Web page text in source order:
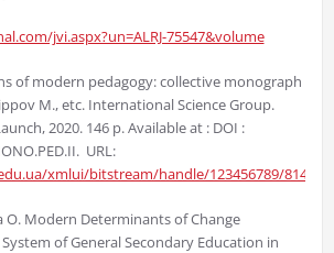
jvi.aspx?un=ALRJ-75547&volume
of modern pedagogy: collective monograph
M., etc. Іnternational Science Group.
2020. 146 р. Available at : DOI :
URL:
xmlui/bitstream/handle/123456789/8145/
O. Modern Determinants of Change
of General Secondary Education in